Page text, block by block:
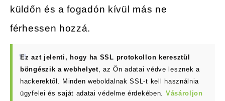
küldőn és a fogadón kívül más ne
férhessen hozzá.
Ez azt jelenti, hogy ha SSL protokollon keresztül
böngészik a webhelyet, az Ön adatai védve lesznek a
hackerektől. Minden weboldalnak SSL-t kell használnia
ügyfelei és saját adatai védelme érdekében. Vásároljon